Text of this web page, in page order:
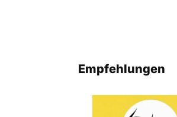
Empfehlungen